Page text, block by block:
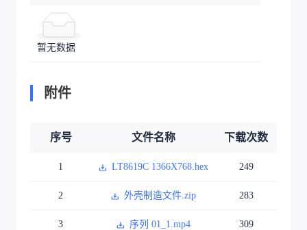
暂无数据
附件
序号 文件名称 下载次数
1 LT8619C 1366X768.hex 249
2 外壳制造文件.zip 283
3 序列 01_1.mp4 309